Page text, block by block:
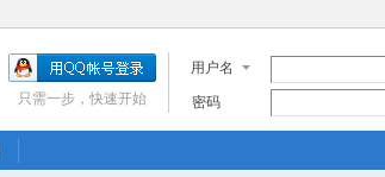
用户名
密码
只需一步，快速开始